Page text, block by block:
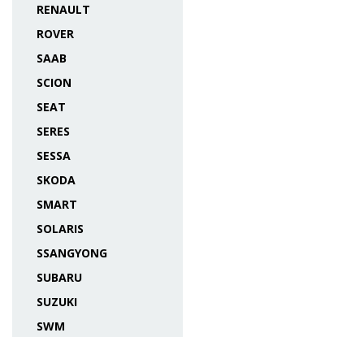
RENAULT
ROVER
SAAB
SCION
SEAT
SERES
SESSA
SKODA
SMART
SOLARIS
SSANGYONG
SUBARU
SUZUKI
SWM